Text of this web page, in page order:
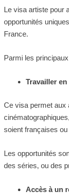
Le visa artiste pour
opportunités
France.
Parmi les
Travailler en
Ce visa permet aux
soient françaises
Les opportunités
des séries, ou des
Accès à un